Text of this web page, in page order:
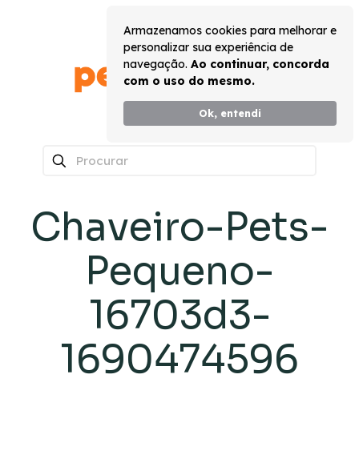
Armazenamos cookies para melhorar e
personalizar sua experiência de
navegação. Ao continuar, concorda
com o uso do mesmo.
Ok, entendi
Chaveiro-Pets-
Pequeno-
16703d3-
1690474596